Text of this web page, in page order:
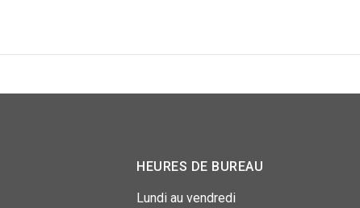
HEURES DE BUREAU
Lundi au vendredi